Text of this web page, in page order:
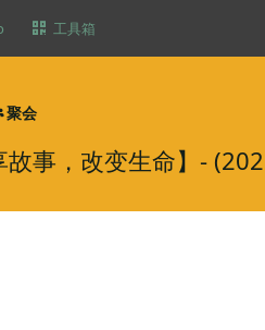
工具箱
聚会
事，改变生命】-